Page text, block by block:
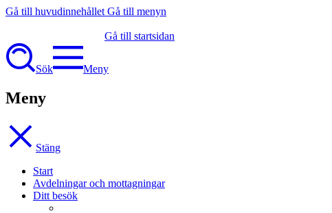
Gå till huvudinnehållet Gå till menyn
Gå till startsidan
Sök Meny
Meny
Stäng
Start
Avdelningar och mottagningar
Ditt besök